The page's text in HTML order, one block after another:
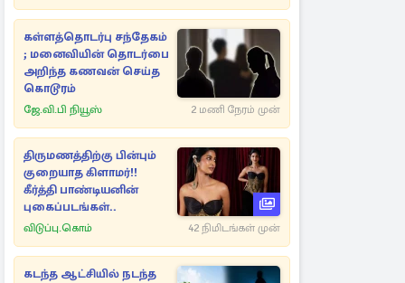
கள்ளத்தொடர்பு சந்தேகம்
; மனைவியின் தொடர்பை
அறிந்த கணவன் செய்த
கொடூரம்
ஜே.வி.பி நியூஸ் 2 மணி நேரம் முன்
திருமணத்திற்கு பின்பும்
குறையாத கிளாமர்!!
கீர்த்தி பாண்டியனின்
புகைப்படங்கள்..
விடுப்பு.கொம் 42 நிமிடங்கள் முன்
கடந்த ஆட்சியில் நடந்த